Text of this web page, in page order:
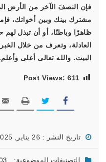
فإن النصفَ الآخر من الأرض
مشترك بينك وبين أخواتك،
ظاهرًا وباطنًا، أو أن تبذل
العادلة، وتعرف من خلال
البيت. والله تعالى أعلى وأعلم.
Post Views: 611
تاريخ النشر : 26 يناير, 2025
التصنيفات الموضوعية: 03 الوصايا